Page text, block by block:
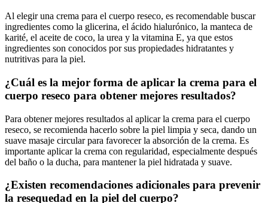
Al elegir una crema para el cuerpo reseco, es recomendable buscar
ingredientes como la glicerina, el ácido hialurónico, la manteca de
karité, el aceite de coco, la urea y la vitamina E, ya que estos
ingredientes son conocidos por sus propiedades hidratantes y
nutritivas para la piel.
¿Cuál es la mejor forma de aplicar la crema para el
cuerpo reseco para obtener mejores resultados?
Para obtener mejores resultados al aplicar la crema para el cuerpo
reseco, se recomienda hacerlo sobre la piel limpia y seca, dando un
suave masaje circular para favorecer la absorción de la crema. Es
importante aplicar la crema con regularidad, especialmente después
del baño o la ducha, para mantener la piel hidratada y suave.
¿Existen recomendaciones adicionales para prevenir
la resequedad en la piel del cuerpo?